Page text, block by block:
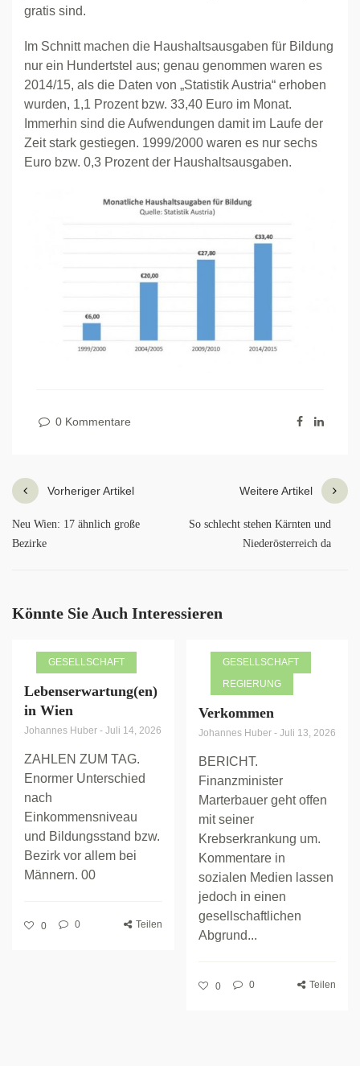
gratis sind.
Im Schnitt machen die Haushaltsausgaben für Bildung
nur ein Hundertstel aus; genau genommen waren es
2014/15, als die Daten von „Statistik Austria“ erhoben
wurden, 1,1 Prozent bzw. 33,40 Euro im Monat.
Immerhin sind die Aufwendungen damit im Laufe der
Zeit stark gestiegen. 1999/2000 waren es nur sechs
Euro bzw. 0,3 Prozent der Haushaltsausgaben.
0 Kommentare
Vorheriger Artikel
Neu Wien: 17 ähnlich große
Bezirke
Weitere Artikel
So schlecht stehen Kärnten und
Niederösterreich da
Könnte Sie Auch Interessieren
GESELLSCHAFT
Lebenserwartung(en)
in Wien
Johannes Huber - Juli 14, 2026
ZAHLEN ZUM TAG.
Enormer Unterschied
nach
Einkommensniveau
und Bildungsstand bzw.
Bezirk vor allem bei
Männern. 00
0 0 Teilen
GESELLSCHAFT
REGIERUNG
Verkommen
Johannes Huber - Juli 13, 2026
BERICHT.
Finanzminister
Marterbauer geht offen
mit seiner
Krebserkrankung um.
Kommentare in
sozialen Medien lassen
jedoch in einen
gesellschaftlichen
Abgrund...
0 0 Teilen